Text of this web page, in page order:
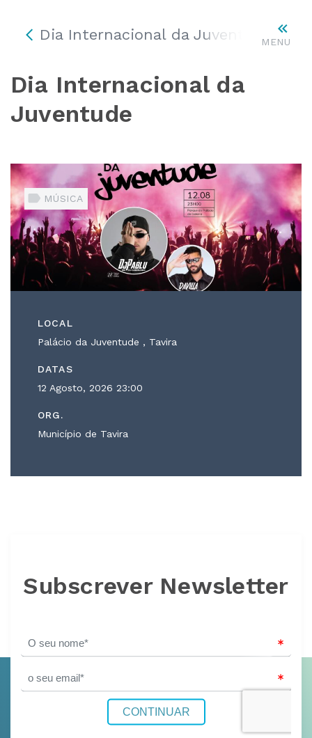
MENU
Dia Internacional da Juventude
Dia Internacional da
Juventude
MÚSICA
LOCAL
Palácio da Juventude , Tavira
DATAS
12 Agosto, 2026 23:00
ORG.
Município de Tavira
Subscrever Newsletter